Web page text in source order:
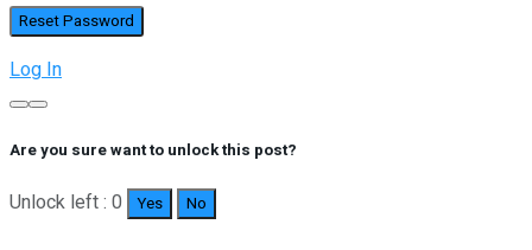
Log In
Are you sure want to unlock this post?
Unlock left : 0 Yes No